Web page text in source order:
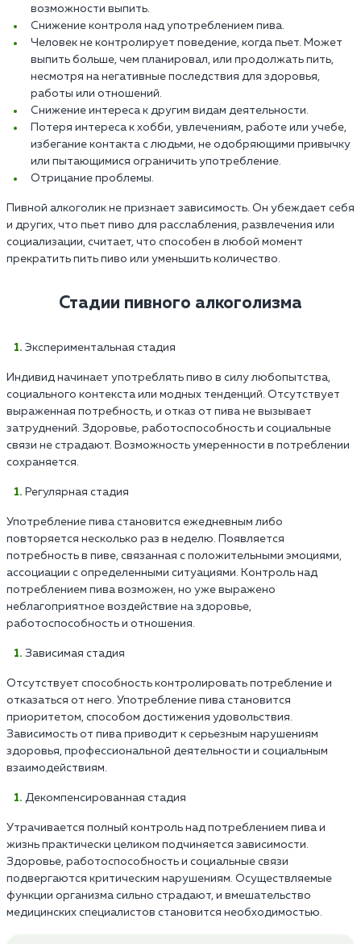
возможности выпить.
Снижение контроля над употреблением пива.
Человек не контролирует поведение, когда пьет. Может
выпить больше, чем планировал, или продолжать пить,
несмотря на негативные последствия для здоровья,
работы или отношений.
Снижение интереса к другим видам деятельности.
Потеря интереса к хобби, увлечениям, работе или учебе,
избегание контакта с людьми, не одобряющими привычку
или пытающимися ограничить употребление.
Отрицание проблемы.
Пивной алкоголик не признает зависимость. Он убеждает себя
и других, что пьет пиво для расслабления, развлечения или
социализации, считает, что способен в любой момент
прекратить пить пиво или уменьшить количество.
Стадии пивного алкоголизма
Экспериментальная стадия
Индивид начинает употреблять пиво в силу любопытства,
социального контекста или модных тенденций. Отсутствует
выраженная потребность, и отказ от пива не вызывает
затруднений. Здоровье, работоспособность и социальные
связи не страдают. Возможность умеренности в потреблении
сохраняется.
Регулярная стадия
Употребление пива становится ежедневным либо
повторяется несколько раз в неделю. Появляется
потребность в пиве, связанная с положительными эмоциями,
ассоциации с определенными ситуациями. Контроль над
потреблением пива возможен, но уже выражено
неблагоприятное воздействие на здоровье,
работоспособность и отношения.
Зависимая стадия
Отсутствует способность контролировать потребление и
отказаться от него. Употребление пива становится
приоритетом, способом достижения удовольствия.
Зависимость от пива приводит к серьезным нарушениям
здоровья, профессиональной деятельности и социальным
взаимодействиям.
Декомпенсированная стадия
Утрачивается полный контроль над потреблением пива и
жизнь практически целиком подчиняется зависимости.
Здоровье, работоспособность и социальные связи
подвергаются критическим нарушениям. Осуществляемые
функции организма сильно страдают, и вмешательство
медицинских специалистов становится необходимостью.